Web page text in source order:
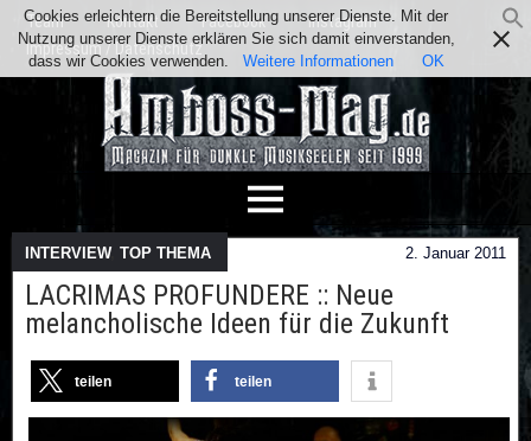
Team Kontakt Facebook
Instagram
Impressum / Datenschutz
INTERVIEW, TOP THEMA 2. Januar 2011
LACRIMAS PROFUNDERE :: Neue
melancholische Ideen für die Zukunft
teilen teilen
Cookies erleichtern die Bereitstellung unserer Dienste. Mit der
Nutzung unserer Dienste erklären Sie sich damit einverstanden,
dass wir Cookies verwenden.
Weitere Informationen OK